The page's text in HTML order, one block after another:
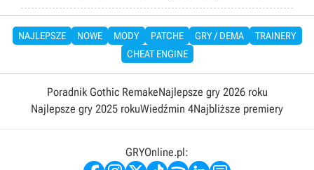
NAJLEPSZE NOWE MODY PATCHE GRY / DEMA
TRAINERY
CHEAT ENGINE
Poradnik Gothic RemakeNajlepsze gry 2026 roku
Najlepsze gry 2025 rokuWiedźmin 4Najbliższe premiery
GRYOnline.pl: